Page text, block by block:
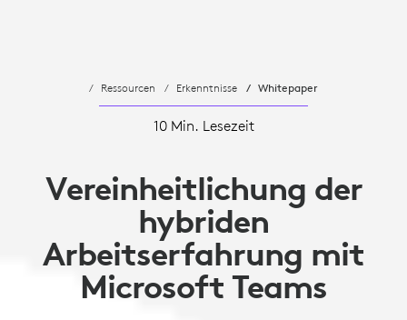
Ressourcen Erkenntnisse Whitepaper
10 Min. Lesezeit
Vereinheitlichung der
hybriden
Arbeitserfahrung mit
Microsoft Teams